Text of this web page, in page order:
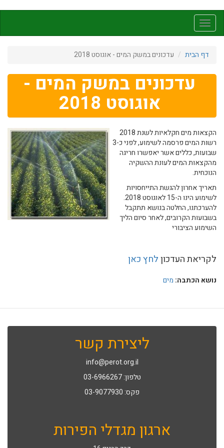
לתוכן
העיקריToggle
navigation
דף הבית
עדכונים במשק המים - אוגוסט 2018
עדכונים במשק המים -
אוגוסט 2018
הקצאות מים חקלאיות לשנת 2018
רשות המים פרסמה לשימוע, לפני כ-3
שבועות, כללים אשר יאפשרו חריגה
מהקצאות המים לעונת ההשקיה
הנוכחית.
תאריך אחרון להגשת התייחסויות
לשימוע הינו ה-15 לאוגוסט 2018.
להערכתנו, החלטה בנושא תתקבל
בשבועות הקרובים, לאחר סיום הליך
השימוע הציבורי
לקריאת העדכוןלחץ כאן
נושא הכתבה: מים
ליצירת קשר
info@perot.org.il
טלפון: 03-6966267
פקס: 03-9077930
ארגון מגדלי הפירות